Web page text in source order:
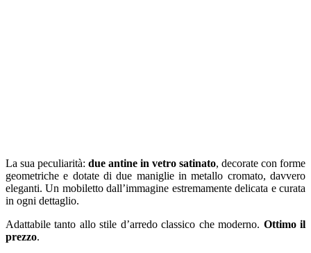
La sua peculiarità: due antine in vetro satinato, decorate con forme
geometriche e dotate di due maniglie in metallo cromato, davvero
eleganti. Un mobiletto dall’immagine estremamente delicata e curata
in ogni dettaglio.
Adattabile tanto allo stile d’arredo classico che moderno. Ottimo il
prezzo.